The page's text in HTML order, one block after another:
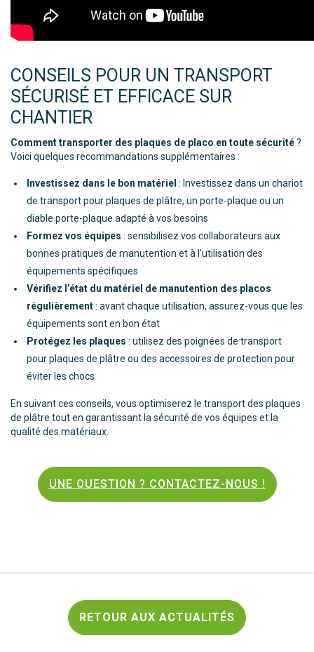
CONSEILS POUR UN TRANSPORT
SÉCURISÉ ET EFFICACE SUR
CHANTIER
Comment transporter des plaques de placo en toute sécurité?
Voici quelques recommandations supplémentaires :
Investissez dans le bon matériel : Investissez dans un chariot
de transport pour plaques de plâtre, un porte-plaque ou un
diable porte-plaque adapté à vos besoins
Formez vos équipes : sensibilisez vos collaborateurs aux
bonnes pratiques de manutention et à l’utilisation des
équipements spécifiques
Vérifiez l’état du matériel de manutention des placos
régulièrement: avant chaque utilisation, assurez-vous que les
équipements sont en bon état
Protégez les plaques : utilisez des poignées de transport
pour plaques de plâtre ou des accessoires de protection pour
éviter les chocs
En suivant ces conseils, vous optimiserez le transport des plaques
de plâtre tout en garantissant la sécurité de vos équipes et la
qualité des matériaux.
UNE QUESTION ? CONTACTEZ-NOUS !
RETOUR AUX ACTUALITÉS